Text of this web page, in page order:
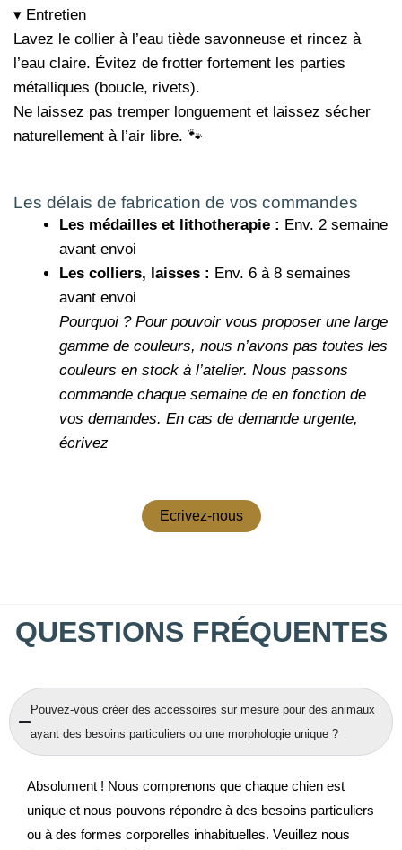
▾ Entretien
Lavez le collier à l’eau tiède savonneuse et rincez à
l’eau claire. Évitez de frotter fortement les parties
métalliques (boucle, rivets).
Ne laissez pas tremper longuement et laissez sécher
naturellement à l’air libre. 🐾
Les délais de fabrication de vos commandes
Les médailles et lithotherapie : Env. 2 semaine
avant envoi
Les colliers, laisses : Env. 6 à 8 semaines
avant envoi
Pourquoi ? Pour pouvoir vous proposer une large
gamme de couleurs, nous n’avons pas toutes les
couleurs en stock à l’atelier. Nous passons
commande chaque semaine de en fonction de
vos demandes. En cas de demande urgente,
écrivez
Ecrivez-nous
QUESTIONS FRÉQUENTES
Pouvez-vous créer des accessoires sur mesure pour des animaux
ayant des besoins particuliers ou une morphologie unique ?
Absolument ! Nous comprenons que chaque chien est
unique et nous pouvons répondre à des besoins particuliers
ou à des formes corporelles inhabituelles. Veuillez nous